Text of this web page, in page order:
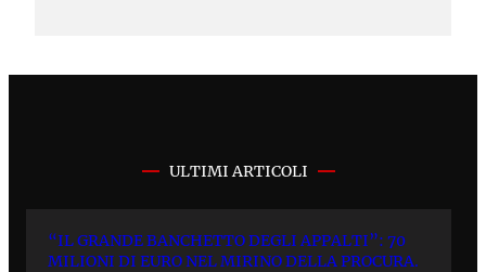
ULTIMI ARTICOLI
“IL GRANDE BANCHETTO DEGLI APPALTI”: 70
MILIONI DI EURO NEL MIRINO DELLA PROCURA.